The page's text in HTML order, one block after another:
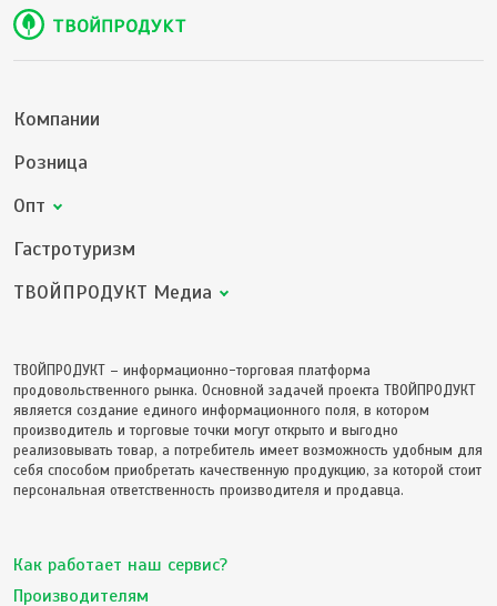
Компании
Розница
Опт
Гастротуризм
ТВОЙПРОДУКТ Медиа
ТВОЙПРОДУКТ – информационно-торговая платформа
продовольственного рынка. Основной задачей проекта ТВОЙПРОДУКТ
является создание единого информационного поля, в котором
производитель и торговые точки могут открыто и выгодно
реализовывать товар, а потребитель имеет возможность удобным для
себя способом приобретать качественную продукцию, за которой стоит
персональная ответственность производителя и продавца.
Как работает наш сервис?
Производителям